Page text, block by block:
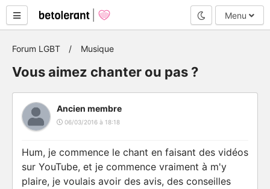
Mode nuit
Menu
Forum LGBT Musique
Vous aimez chanter ou pas ?
Ancien membre
06/03/2016 à 18:18
Hum, je commence le chant en faisant des vidéos
sur YouTube, et je commence vraiment à m'y
plaire, je voulais avoir des avis, des conseilles